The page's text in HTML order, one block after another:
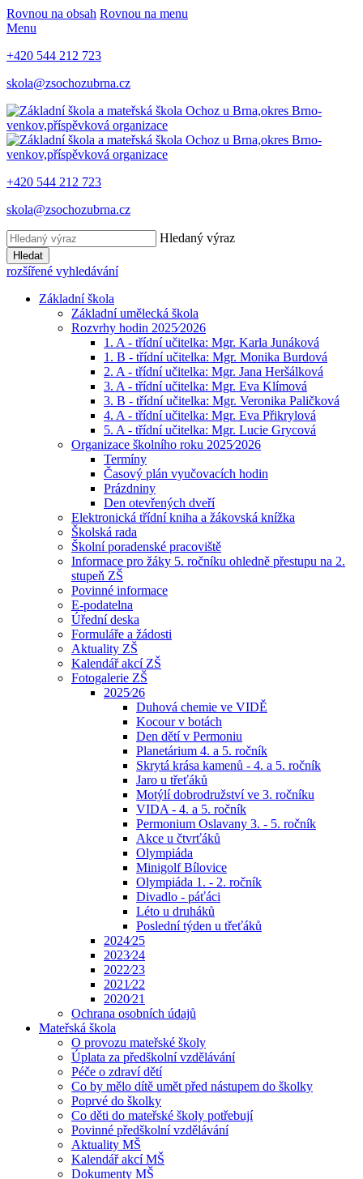
Rovnou na obsah Rovnou na menu
Menu
+420 544 212 723
skola@zsochozubrna.cz
+420 544 212 723
skola@zsochozubrna.cz
Hledaný výraz
Hledat
rozšířené vyhledávání
Základní škola
Základní umělecká škola
Rozvrhy hodin 2025⁄2026
1. A - třídní učitelka: Mgr. Karla Junáková
1. B - třídní učitelka: Mgr. Monika Burdová
2. A - třídní učitelka: Mgr. Jana Heršálková
3. A - třídní učitelka: Mgr. Eva Klímová
3. B - třídní učitelka: Mgr. Veronika Paličková
4. A - třídní učitelka: Mgr. Eva Přikrylová
5. A - třídní učitelka: Mgr. Lucie Grycová
Organizace školního roku 2025⁄2026
Termíny
Časový plán vyučovacích hodin
Prázdniny
Den otevřených dveří
Elektronická třídní kniha a žákovská knížka
Školská rada
Školní poradenské pracoviště
Informace pro žáky 5. ročníku ohledně přestupu na 2.
stupeň ZŠ
Povinné informace
E-podatelna
Úřední deska
Formuláře a žádosti
Aktuality ZŠ
Kalendář akcí ZŠ
Fotogalerie ZŠ
2025⁄26
Duhová chemie ve VIDĚ
Kocour v botách
Den dětí v Permoniu
Planetárium 4. a 5. ročník
Skrytá krása kamenů - 4. a 5. ročník
Jaro u třeťáků
Motýlí dobrodružství ve 3. ročníku
VIDA - 4. a 5. ročník
Permonium Oslavany 3. - 5. ročník
Akce u čtvrťáků
Olympiáda
Minigolf Bílovice
Olympiáda 1. - 2. ročník
Divadlo - páťáci
Léto u druháků
Poslední týden u třeťáků
2024⁄25
2023⁄24
2022⁄23
2021⁄22
2020⁄21
Ochrana osobních údajů
Mateřská škola
O provozu mateřské školy
Úplata za předškolní vzdělávání
Péče o zdraví dětí
Co by mělo dítě umět před nástupem do školky
Poprvé do školky
Co děti do mateřské školy potřebují
Povinné předškolní vzdělávání
Aktuality MŠ
Kalendář akcí MŠ
Dokumenty MŠ